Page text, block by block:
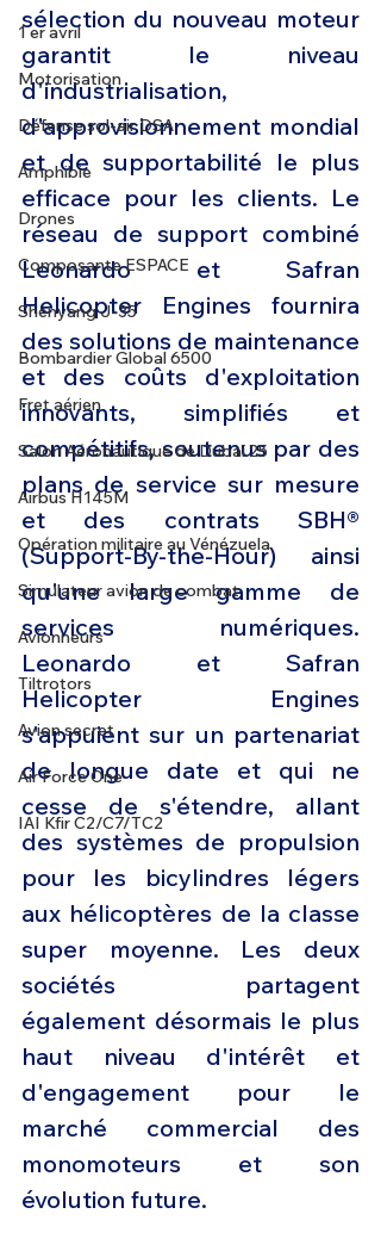
1 er avril
Motorisation
Défense sol-air DSA
Amphibie
Drones
Composante ESPACE
Shenyang J-35
Bombardier Global 6500
Fret aérien
Salon Aéronautique de Dubaï 25
Airbus H145M
Opération militaire au Vénézuela
Simulateur avion de combat
Avionneurs
Tiltrotors
Avion secret
Air Force One
IAI Kfir C2/C7/TC2
sélection du nouveau moteur
garantit le niveau
d'industrialisation,
d'approvisionnement mondial
et de supportabilité le plus
efficace pour les clients. Le
réseau de support combiné
Leonardo et Safran
Helicopter Engines fournira
des solutions de maintenance
et des coûts d'exploitation
innovants, simplifiés et
compétitifs, soutenus par des
plans de service sur mesure
et des contrats SBH®
(Support-By-the-Hour) ainsi
qu'une large gamme de
services numériques.
Leonardo et Safran
Helicopter Engines
s'appuient sur un partenariat
de longue date et qui ne
cesse de s'étendre, allant
des systèmes de propulsion
pour les bicylindres légers
aux hélicoptères de la classe
super moyenne. Les deux
sociétés partagent
également désormais le plus
haut niveau d'intérêt et
d'engagement pour le
marché commercial des
monomoteurs et son
évolution future.